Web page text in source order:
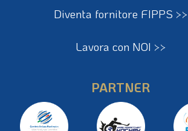
Diventa fornitore FIPPS >>
Lavora con NOI >>
PARTNER